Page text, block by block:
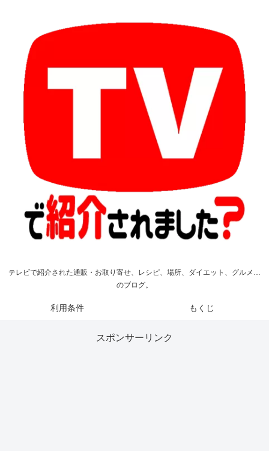
テレビで紹介された通販・お取り寄せ、レシピ、場所、ダイエット、グルメ…
のブログ。
利用条件 もくじ
スポンサーリンク